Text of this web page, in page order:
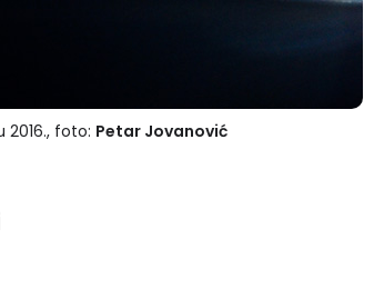
2016., foto: Petar Jovanović